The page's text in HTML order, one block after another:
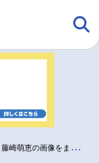
萌恵の画像をまとめました